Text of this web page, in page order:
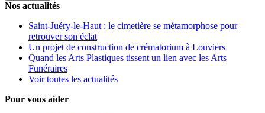
Nos actualités
Saint-Juéry-le-Haut : le cimetière se métamorphose pour
retrouver son éclat
Un projet de construction de crématorium à Louviers
Quand les Arts Plastiques tissent un lien avec les Arts
Funéraires
Voir toutes les actualités
Pour vous aider